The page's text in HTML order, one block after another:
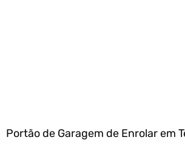
Portão de Garagem de Enrolar em